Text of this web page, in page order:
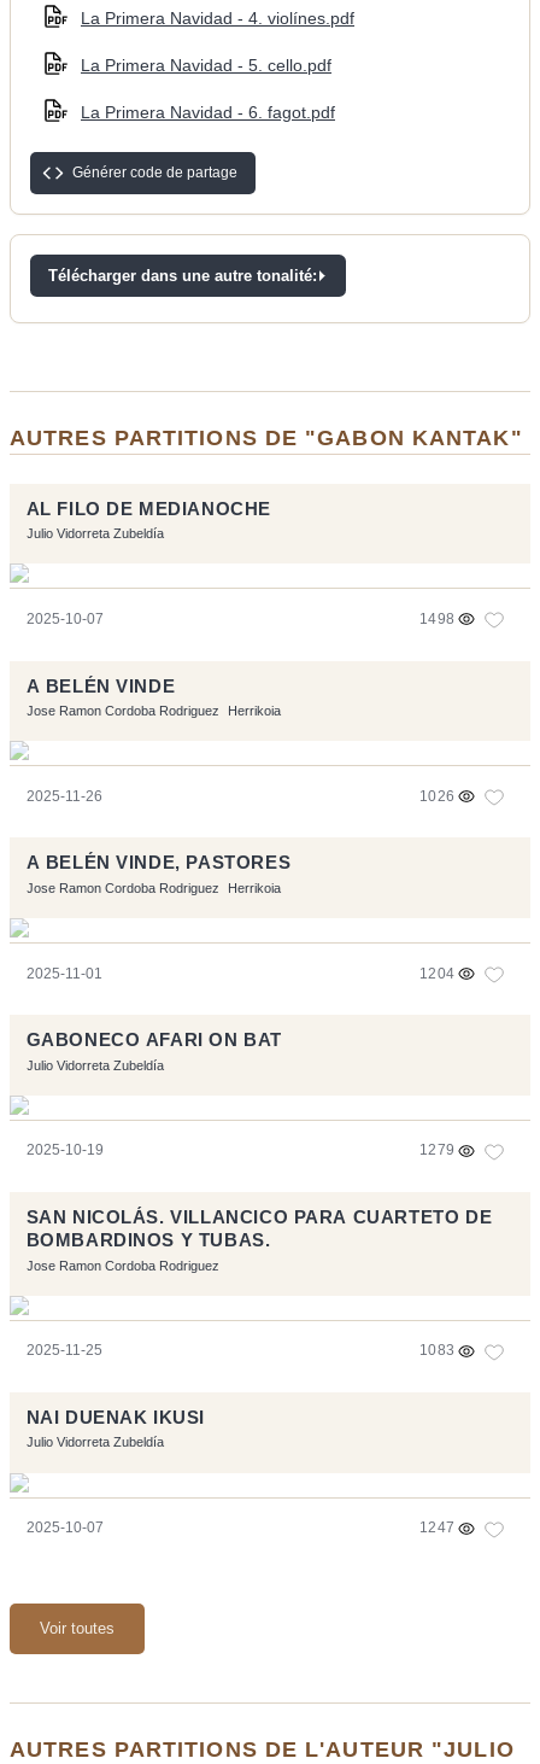
La Primera Navidad - 4. violínes.pdf
La Primera Navidad - 5. cello.pdf
La Primera Navidad - 6. fagot.pdf
Générer code de partage
Télécharger dans une autre tonalité:
AUTRES PARTITIONS DE "GABON KANTAK"
AL FILO DE MEDIANOCHE
Julio Vidorreta Zubeldía
2025-10-07 1498
A BELÉN VINDE
Jose Ramon Cordoba Rodriguez Herrikoia
2025-11-26 1026
A BELÉN VINDE, PASTORES
Jose Ramon Cordoba Rodriguez Herrikoia
2025-11-01 1204
GABONECO AFARI ON BAT
Julio Vidorreta Zubeldía
2025-10-19 1279
SAN NICOLÁS. VILLANCICO PARA CUARTETO DE
BOMBARDINOS Y TUBAS.
Jose Ramon Cordoba Rodriguez
2025-11-25 1083
NAI DUENAK IKUSI
Julio Vidorreta Zubeldía
2025-10-07 1247
Voir toutes
AUTRES PARTITIONS DE L'AUTEUR "JULIO